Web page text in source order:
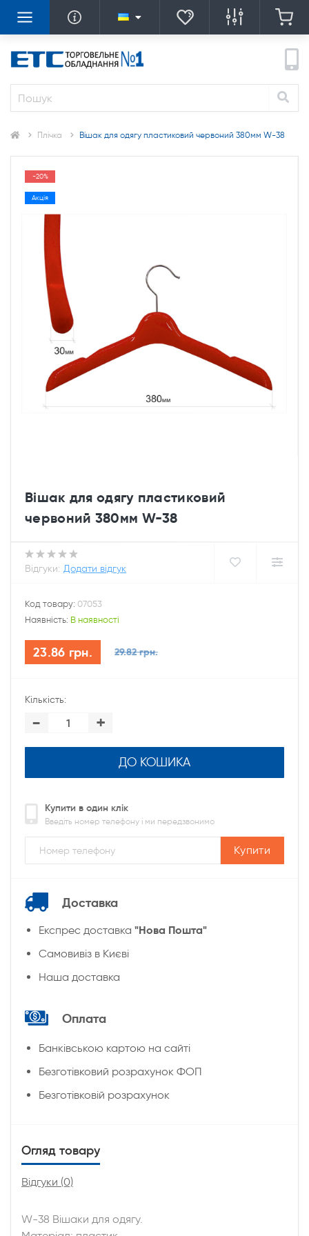
Плічка Вішак для одягу пластиковий червоний 380мм W-38
-20%
Акція
Вішак для одягу пластиковий
червоний 380мм W-38
Відгуки: Додати відгук
Код товару: 07053
Наявність: В наявності
23.86 грн. 29.82 грн.
Кількість:
- +
ДО КОШИКА
Купити в один клік
Введіть номер телефону і ми передзвонимо
Купити
Доставка
Експрес доставка "Нова Пошта"
Cамовивіз в Києві
Наша доставка
Оплата
Банківською картою на сайті
Безготівковий розрахунок ФОП
Безготівковій розрахунок
Огляд товару
Відгуки (0)
W-38 Вішаки для одягу.